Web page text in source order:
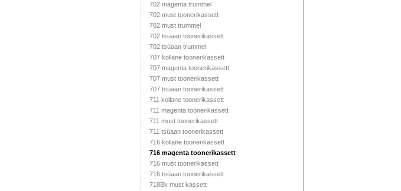
702 magenta trummel
702 must toonerikassett
702 must trummel
702 tsüaan toonerikassett
702 tsüaan trummel
707 kollane toonerikassett
707 magenta toonerikassett
707 must toonerikassett
707 tsüaan toonerikassett
711 kollane toonerikassett
711 magenta toonerikassett
711 must toonerikassett
711 tsüaan toonerikassett
716 kollane toonerikassett
716 magenta toonerikassett
716 must toonerikassett
716 tsüaan toonerikassett
718Bk must kassett